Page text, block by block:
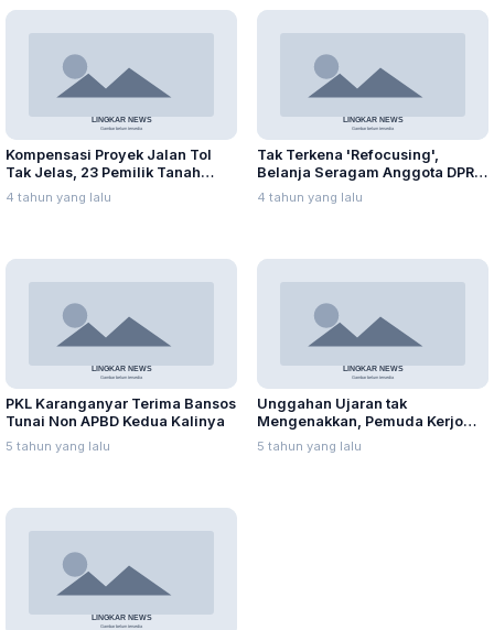
Kompensasi Proyek Jalan Tol
Tak Jelas, 23 Pemilik Tanah
Datangi Pemkab
4 tahun yang lalu
Tak Terkena 'Refocusing',
Belanja Seragam Anggota DPRD
Capai Ratusan Juta
4 tahun yang lalu
PKL Karanganyar Terima Bansos
Tunai Non APBD Kedua Kalinya
5 tahun yang lalu
Unggahan Ujaran tak
Mengenakkan, Pemuda Kerjo
Kena Batunya
5 tahun yang lalu